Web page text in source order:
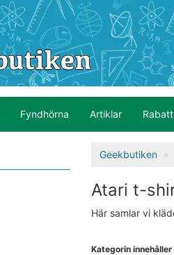
Fyndhörna Artiklar
Geekbutiken
Atari t-
Här samlar vi
Kategorin